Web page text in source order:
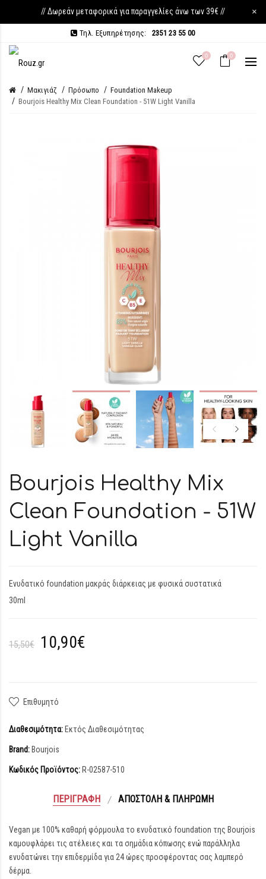
// Δωρεάν μεταφορικά για παραγγελίες άνω των 39€ // ×
Τηλ. Εξυπηρέτησης: 2351 23 55 00
0 0
Μακιγιάζ Πρόσωπο
Foundation Makeup
Bourjois Healthy Mix Clean Foundation - 51W Light Vanilla
Bourjois Healthy Mix
Clean Foundation - 51W
Light Vanilla
Ενυδατικό foundation μακράς διάρκειας με φυσικά συστατικά
30ml
15,50€ 10,90€
Επιθυμητό
Διαθεσιμότητα: Εκτός Διαθεσιμότητας
Brand: Bourjois
Κωδικός Προϊόντος: R-02587-510
ΠΕΡΙΓΡΑΦΉ ΑΠΟΣΤΟΛΉ & ΠΛΗΡΩΜΉ
Vegan με 100% καθαρή φόρμουλα το ενυδατικό foundation της Bourjois
καμουφλάρει τις ατέλειες και τα σημάδια κόπωσης ενώ παράλληλα
ενυδατώνει την επιδερμίδα για 24 ώρες προσφέροντας σας λαμπερό
δέρμα.